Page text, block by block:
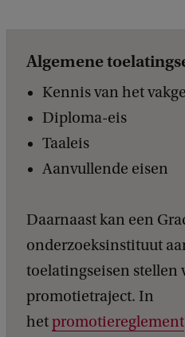
Algemene
Kennis van het
Diploma-eis
Taaleis
Aanvullende eisen
Daarnaast kan een
onderzoeksinstituut
toelatingseisen stellen
promotietraject. In
hetpromotiereglement